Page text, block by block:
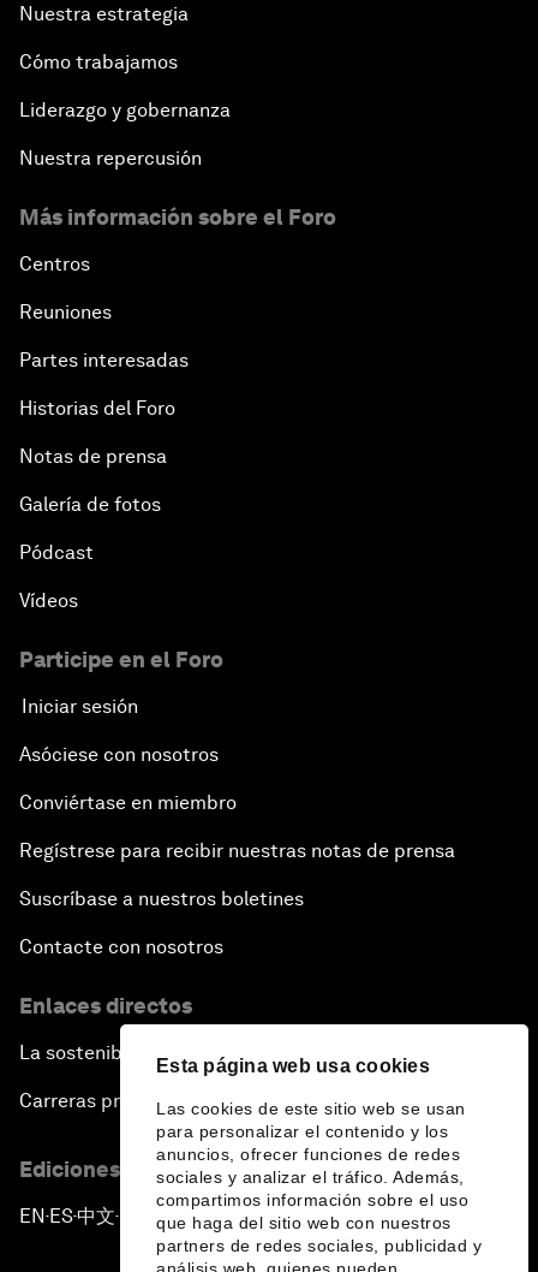
Esta página web usa cookies
Las cookies de este sitio web se usan
para personalizar el contenido y los
anuncios, ofrecer funciones de redes
sociales y analizar el tráfico. Además,
compartimos información sobre el uso
que haga del sitio web con nuestros
partners de redes sociales, publicidad y
Nuestra estrategia
Cómo trabajamos
Liderazgo y gobernanza
Nuestra repercusión
Más información sobre el Foro
Centros
Reuniones
Partes interesadas
Historias del Foro
Notas de prensa
Galería de fotos
Pódcast
Vídeos
Participe en el Foro
Iniciar sesión
Asóciese con nosotros
Conviértase en miembro
Regístrese para recibir nuestras notas de prensa
Suscríbase a nuestros boletines
Contacte con nosotros
Enlaces directos
La sostenibilidad en el Foro
Carreras profesionales
Ediciones en otros idiomas
EN ▪ ES▪中文▪ 日本語